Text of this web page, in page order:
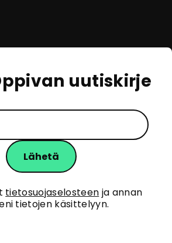
uutiskirje
tietosuojaselosteen ja annan
tietojen käsittelyyn.